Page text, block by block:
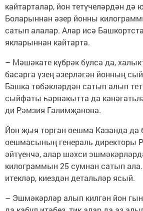
кайтарталар, йон тетүчеләрдән дә
Боларыннан әзер йонны
сатып алалар. Алар исә
якларыннан кайтарта.
– Мәшәкате күбрәк булса да,
басарга үзең әзерләгән йонның
Башка төбәкләрдән сатып алып
сыйфаты һәрвакытта да
ди Рәмзия Галимҗанова.
Йон җыя торган оешма Казанда да
оешмасының генераль директоры
әйтүенчә, алар шәхси
килограммын 25 сумнан сатып
итекләр, киездән детальләр ясый.
– Эшмәкәрләр алып килгән йон